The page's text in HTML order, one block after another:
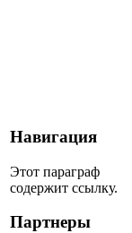
Навигация
Этот параграф
содержит ссылку.
Партнеры